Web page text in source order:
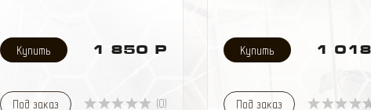
1 850 Р
Под заказ (0)
1
Под заказ